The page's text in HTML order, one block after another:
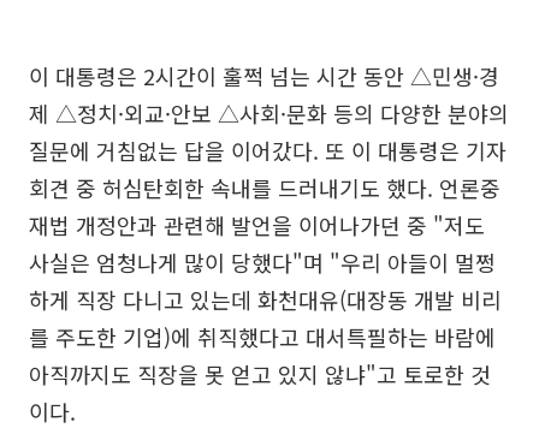
이 대통령은 2시간이 훌쩍 넘는 시간 동안 △민생·경
제 △정치·외교·안보 △사회·문화 등의 다양한 분야의
질문에 거침없는 답을 이어갔다. 또 이 대통령은 기자
회견 중 허심탄회한 속내를 드러내기도 했다. 언론중
재법 개정안과 관련해 발언을 이어나가던 중 "저도
사실은 엄청나게 많이 당했다"며 "우리 아들이 멀쩡
하게 직장 다니고 있는데 화천대유(대장동 개발 비리
를 주도한 기업)에 취직했다고 대서특필하는 바람에
아직까지도 직장을 못 얻고 있지 않냐"고 토로한 것
이다.